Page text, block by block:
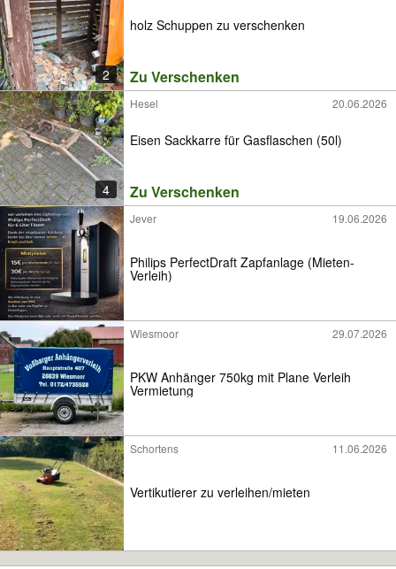
2
holz Schuppen zu verschenken
Zu Verschenken
4
Hesel 20.06.2026
Eisen Sackkarre für Gasflaschen (50l)
Zu Verschenken
Jever 19.06.2026
Philips PerfectDraft Zapfanlage (Mieten-
Verleih)
Wiesmoor 29.07.2026
PKW Anhänger 750kg mit Plane Verleih
Vermietung
Schortens 11.06.2026
Vertikutierer zu verleihen/mieten